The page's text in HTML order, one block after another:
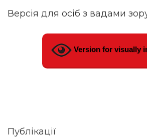
Версія для осіб з вадами
Version for visually
Публікації